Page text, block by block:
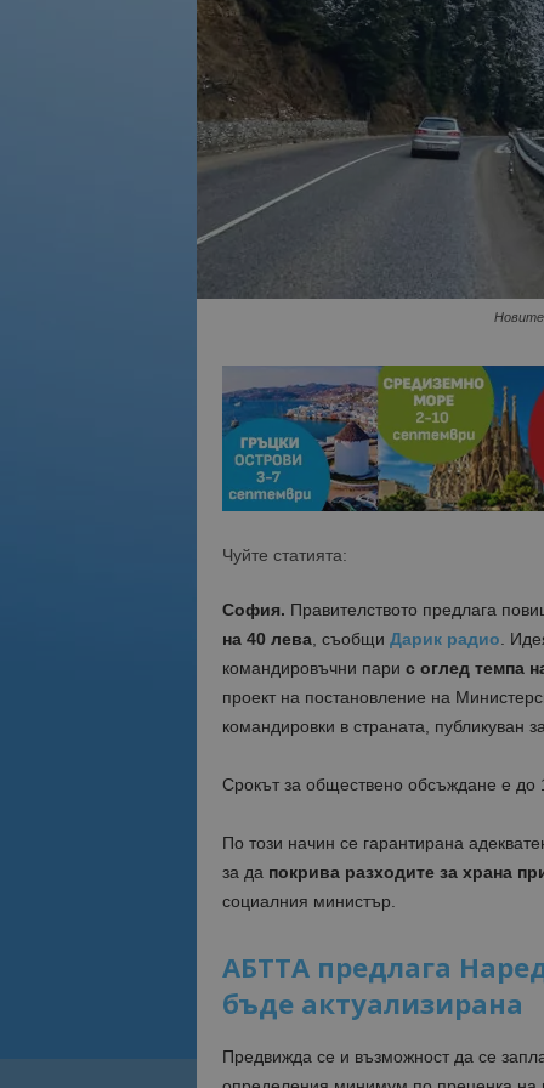
Новите
Чуйте статията:
София. Правителството предлага
на 40 лева, съобщи Дарик радио .
командировъчни пари с оглед темпа
проект на постановление на
командировки в страната, публикуван
Срокът за обществено обсъждане е до
По този начин се гарантирана
за да покрива разходите за храна
социалния министър.
АБТТА предлага
бъде актуализирана
Предвижда се и възможност да се